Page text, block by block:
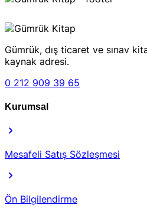
Gümrük, dış ticaret ve sınav
kaynak adresi.
0 212 909 39 65
Kurumsal
Mesafeli Satış Sözleşmesi
Ön Bilgilendirme